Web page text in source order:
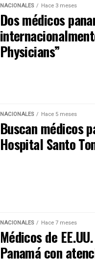
NACIONALES Hace 3 meses
Dos médicos
Physicians”
NACIONALES Hace 5 meses
Buscan médicos
Hospital Santo
NACIONALES Hace 7 meses
Médicos de
Panamá con